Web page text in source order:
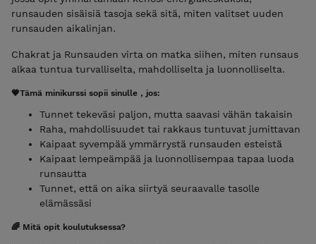
runsauden sisäisiä tasoja sekä sitä, miten valitset uuden
runsauden aikalinjan.
Chakrat ja Runsauden virta on matka siihen, miten runsaus
alkaa tuntua turvalliselta, mahdolliselta ja luonnolliselta.
💗Tämä minikurssi sopii sinulle , jos:
Tunnet tekeväsi paljon, mutta saavasi vähän takaisin
Raha, mahdollisuudet tai rakkaus tuntuvat jumittavan
Kaipaat syvempää ymmärrystä runsauden esteistä
Kaipaat lempeämpää ja luonnollisempaa tapaa luoda
runsautta
Tunnet, että on aika siirtyä seuraavalle tasolle
elämässäsi
🌈 Mitä opit koulutuksessa?